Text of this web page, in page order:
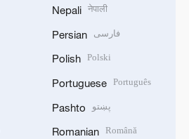
Nepali नेपाली
Persian فارسی
Polish Polski
Portuguese Português
Pashto پښتو
Romanian Română